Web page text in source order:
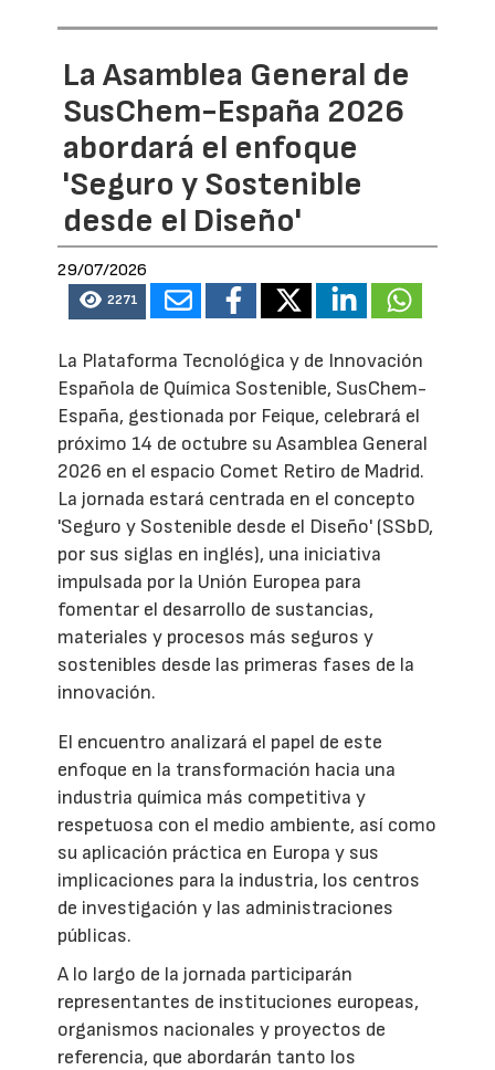
La Asamblea General de
SusChem-España 2026
abordará el enfoque
'Seguro y Sostenible
desde el Diseño'
29/07/2026
2271
La Plataforma Tecnológica y de Innovación
Española de Química Sostenible, SusChem-
España, gestionada por Feique, celebrará el
próximo 14 de octubre su Asamblea General
2026 en el espacio Comet Retiro de Madrid.
La jornada estará centrada en el concepto
'Seguro y Sostenible desde el Diseño' (SSbD,
por sus siglas en inglés), una iniciativa
impulsada por la Unión Europea para
fomentar el desarrollo de sustancias,
materiales y procesos más seguros y
sostenibles desde las primeras fases de la
innovación.
El encuentro analizará el papel de este
enfoque en la transformación hacia una
industria química más competitiva y
respetuosa con el medio ambiente, así como
su aplicación práctica en Europa y sus
implicaciones para la industria, los centros
de investigación y las administraciones
públicas.
A lo largo de la jornada participarán
representantes de instituciones europeas,
organismos nacionales y proyectos de
referencia, que abordarán tanto los